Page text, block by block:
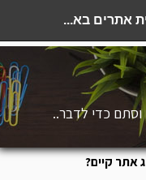
אתרים בא...
כדי לדבר..
קיים?